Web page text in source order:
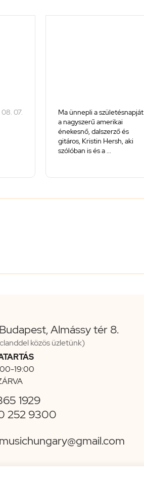
07.
Ma ünnepli a születésnapját
a nagyszerű amerikai
énekesnő, dalszerző és
gitáros, Kristin Hersh, aki
szólóban is és a ...
Almássy tér 8.
közös üzletünk)
19:00
1929
252 9300